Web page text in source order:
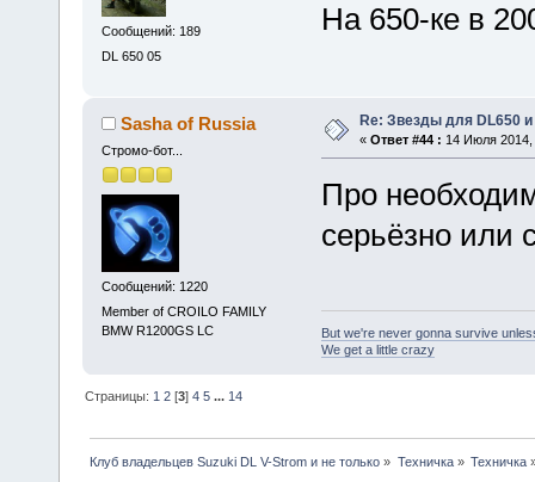
Сообщений: 189
DL 650 05
На 650-ке в
Sasha of Russia
Стромо-бот...
Сообщений: 1220
Member of CROILO FAMILY
BMW R1200GS LC
Re: Звезды для DL650 и
« Ответ #44 : 14 Июля 2014,
Про
серьёзно или
But we're never gonna survive
We get a little crazy
Страницы: 1 2 [3]4 5 ... 14
Клуб владельцев Suzuki DL V-Strom и не только » Техничка» Техничка